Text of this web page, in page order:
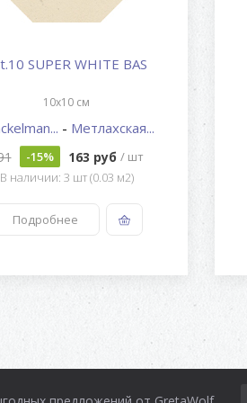
SUPER WHITE BAS
10x10 см
- Метлахская...
-15% 163 руб / шт
В наличии: 3 шт (0.03 м2)
Подробнее